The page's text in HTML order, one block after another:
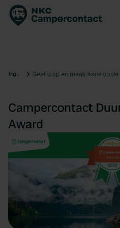
Home
Campercontact
Award